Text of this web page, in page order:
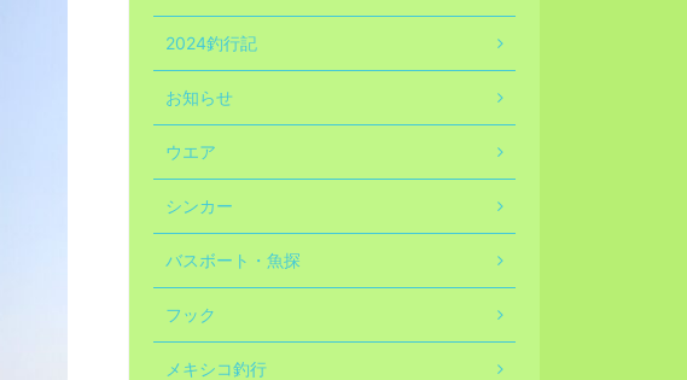
2024釣行記
お知らせ
ウエア
シンカー
バスボート・魚探
フック
メキシコ釣行